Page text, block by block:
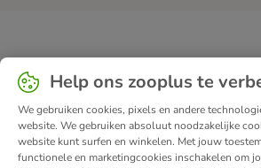
Help ons zooplus te
We gebruiken cookies, pixels en andere
website. We gebruiken absoluut noodzakelijke
website kunt surfen en winkelen. Met jouw
functionele en marketingcookies inschakelen om